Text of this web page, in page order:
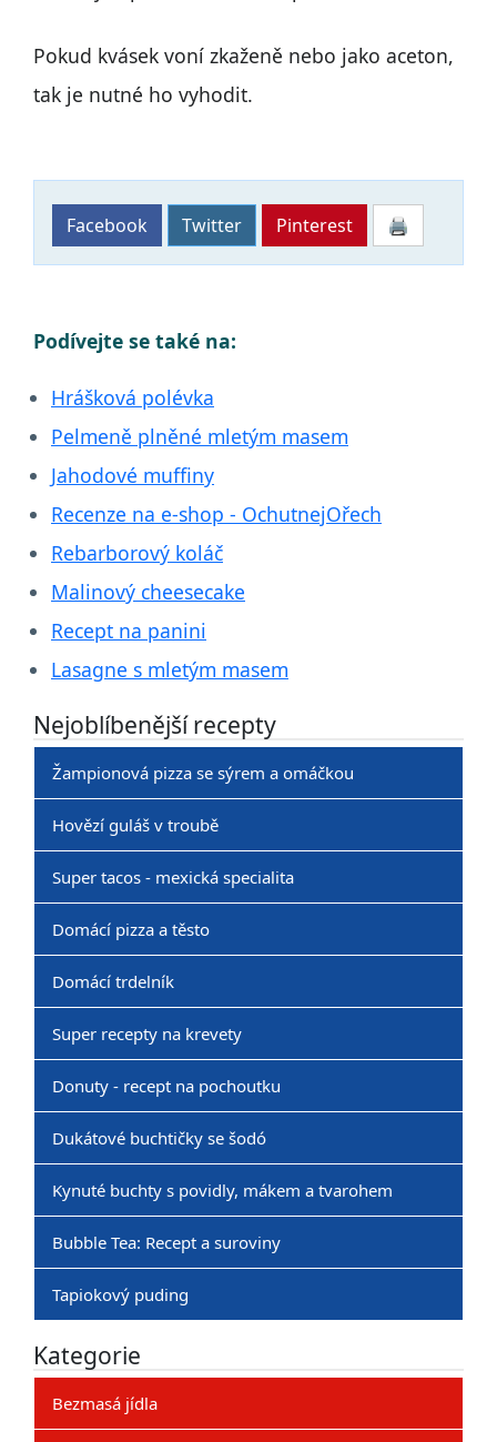
Pokud kvásek voní zkaženě nebo jako aceton,
tak je nutné ho vyhodit.
Facebook Twitter Pinterest 🖨
Podívejte se také na:
Hrášková polévka
Pelmeně plněné mletým masem
Jahodové muffiny
Recenze na e-shop - OchutnejOřech
Rebarborový koláč
Malinový cheesecake
Recept na panini
Lasagne s mletým masem
Nejoblíbenější recepty
Žampionová pizza se sýrem a omáčkou
Hovězí guláš v troubě
Super tacos - mexická specialita
Domácí pizza a těsto
Domácí trdelník
Super recepty na krevety
Donuty - recept na pochoutku
Dukátové buchtičky se šodó
Kynuté buchty s povidly, mákem a tvarohem
Bubble Tea: Recept a suroviny
Tapiokový puding
Kategorie
Bezmasá jídla